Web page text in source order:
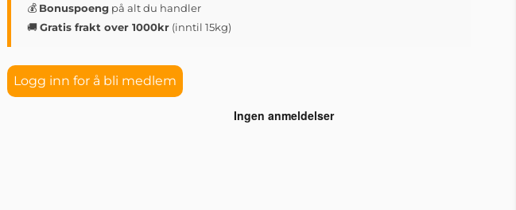
💰 Bonuspoeng på alt du handler
🚚Gratis frakt over 1000kr (inntil 15kg)
Logg inn for å bli medlem